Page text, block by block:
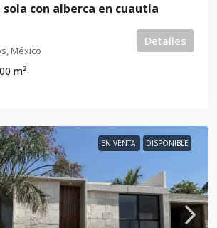
sola con alberca en cuautla
México
m²
Detalles
EN VENTA DISPONIBLE